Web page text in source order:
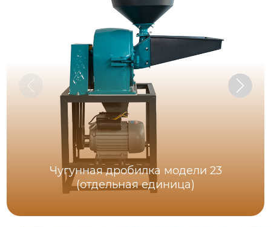
Чугунная дробилка модели 23
(отдельная единица)